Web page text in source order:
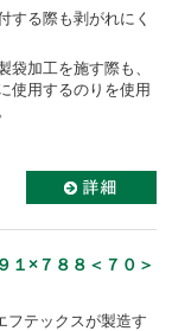
する際も剥がれにく
袋加工を施す際も、
使用するのりを使用
１×７８８＜７０＞
フテックスが製造す